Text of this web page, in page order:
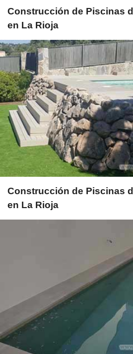
Construcción de Piscinas
en La Rioja
Construcción de Piscinas
en La Rioja